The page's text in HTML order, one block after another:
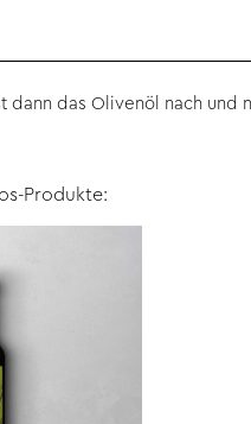
das Olivenöl nach und
Produkte: